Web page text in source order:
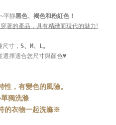
平靜黑色、褐色和粉紅色！
著的產品，具有精緻而現代的魅力!
寸， S、M、L。
選擇適合您尺寸與顏色♥
，有變色的風險。
獨洗滌
的衣物一起洗滌※